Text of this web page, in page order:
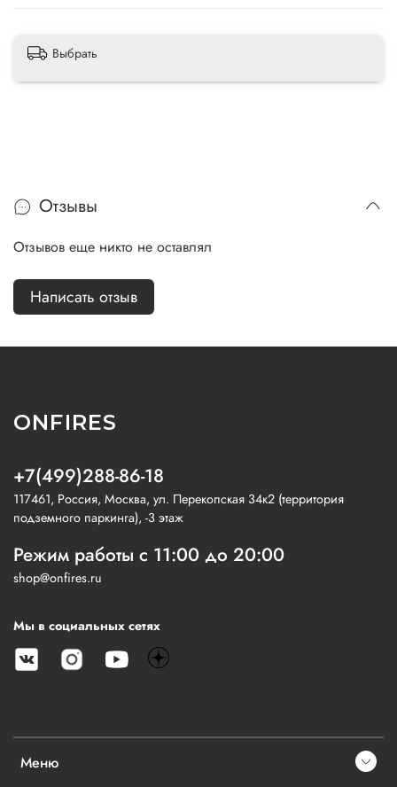
Выбрать
Отзывы
Отзывов еще никто не оставлял
Написать отзыв
Меню
ONFIRES
+7(499)288-86-18
117461, Россия, Москва, ул. Перекопская 34к2 (территория
подземного паркинга), -3 этаж
Режим работы с 11:00 до 20:00
shop@onfires.ru
Мы в социальных сетях